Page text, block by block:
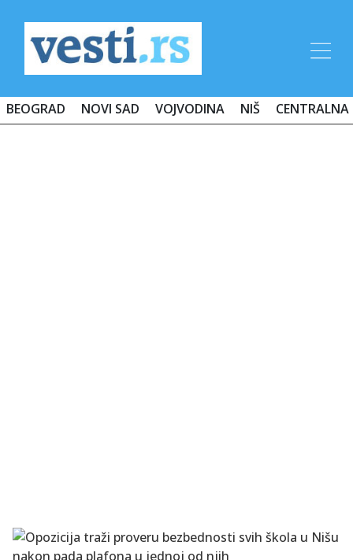
BEOGRAD NOVI SAD VOJVODINA NIŠ CENTRALNA